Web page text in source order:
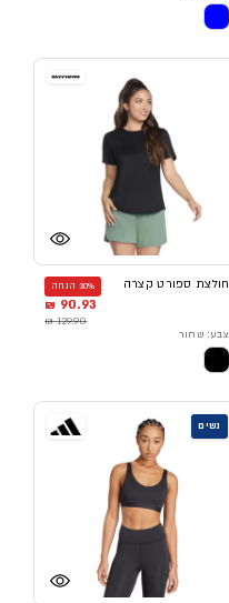
חולצת ספורט קצרה 30% הנחה
90.93 ₪
129.90 ₪
צבע: שחור
נשים